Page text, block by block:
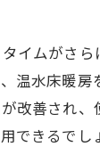
イムがさ
温水床暖
改善され
できるでし